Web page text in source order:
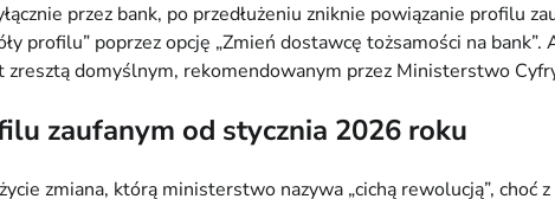
przez bank, po przedłużeniu zniknie powiązanie
profilu” poprzez opcję „Zmień dostawcę tożsamości na
domyślnym, rekomendowanym przez Ministerstwo
zaufanym od stycznia 2026 roku
zmiana, którą ministerstwo nazywa „cichą rewolucją”,